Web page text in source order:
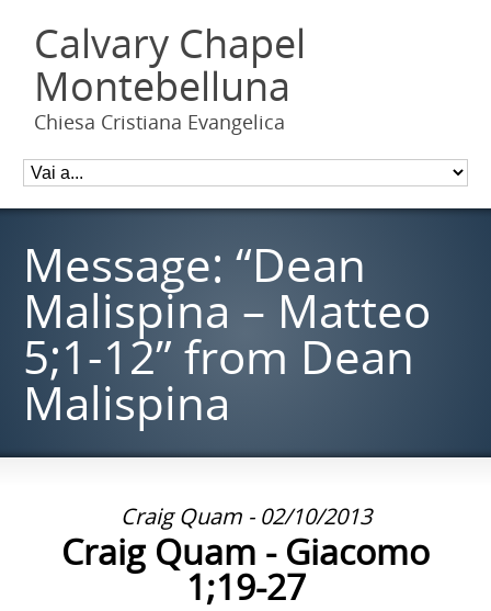
Calvary Chapel
Montebelluna
Chiesa Cristiana Evangelica
Message: “Dean
Malispina – Matteo
5;1-12” from Dean
Malispina
Craig Quam - 02/10/2013
Craig Quam - Giacomo
1;19-27